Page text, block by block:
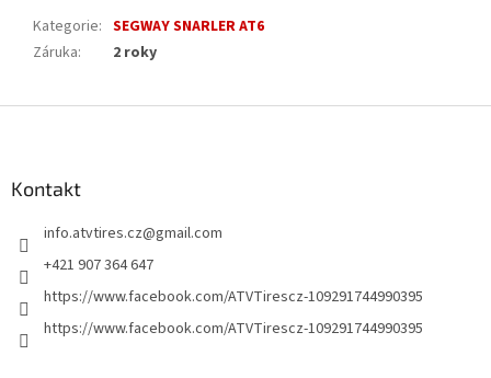
Kategorie: SEGWAY SNARLER AT6
Záruka: 2 roky
Kontakt
info.atvtires.cz@gmail.com
+421 907 364 647
https://www.facebook.com/ATVTirescz-109291744990395
https://www.facebook.com/ATVTirescz-109291744990395